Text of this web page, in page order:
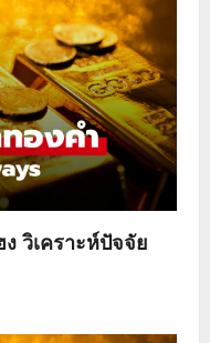
วิเคราะห์ปัจจัย